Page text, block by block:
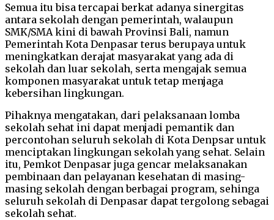
Semua itu bisa tercapai berkat adanya sinergitas
antara sekolah dengan pemerintah, walaupun
SMK/SMA kini di bawah Provinsi Bali, namun
Pemerintah Kota Denpasar terus berupaya untuk
meningkatkan derajat masyarakat yang ada di
sekolah dan luar sekolah, serta mengajak semua
komponen masyarakat untuk tetap menjaga
kebersihan lingkungan.
Pihaknya mengatakan, dari pelaksanaan lomba
sekolah sehat ini dapat menjadi pemantik dan
percontohan seluruh sekolah di Kota Denpsar untuk
menciptakan lingkungan sekolah yang sehat. Selain
itu, Pemkot Denpasar juga gencar melaksanakan
pembinaan dan pelayanan kesehatan di masing-
masing sekolah dengan berbagai program, sehinga
seluruh sekolah di Denpasar dapat tergolong sebagai
sekolah sehat.